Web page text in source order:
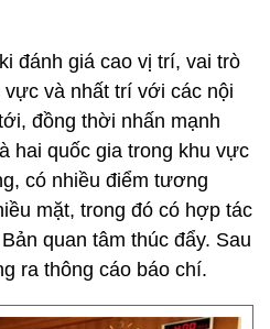
đánh giá cao vị trí, vai trò
và nhất trí với các nội
đồng thời nhấn mạnh
hai quốc gia trong khu vực
có nhiều điểm tương
mặt, trong đó có hợp tác
quan tâm thúc đẩy. Sau
ra thông cáo báo chí.